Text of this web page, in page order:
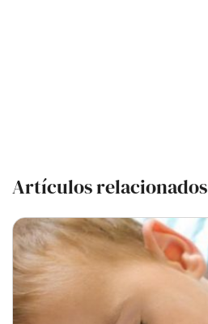
Artículos relacionados